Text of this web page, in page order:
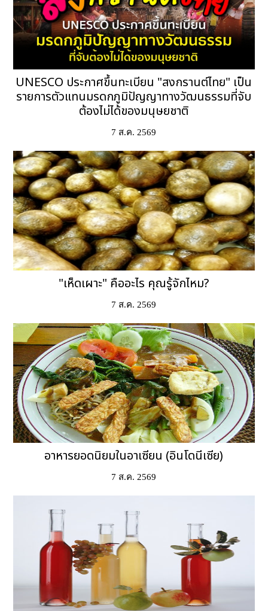
UNESCO ประกาศขึ้นทะเบียน "สงกรานต์ไทย" เป็น
รายการตัวแทนมรดกภูมิปัญญาทางวัฒนธรรมที่จับ
ต้องไม่ได้ของมนุษยชาติ
7 ส.ค. 2569
"เห็ดเผาะ" คืออะไร คุณรู้จักไหม?
7 ส.ค. 2569
อาหารยอดนิยมในอาเซียน (อินโดนีเซีย)
7 ส.ค. 2569